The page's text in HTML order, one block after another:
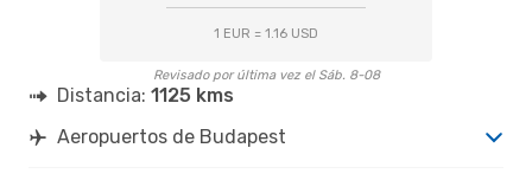
1 EUR = 1.16 USD
Revisado por última vez el Sáb. 8-08
Distancia: 1125 kms
Aeropuertos de Budapest